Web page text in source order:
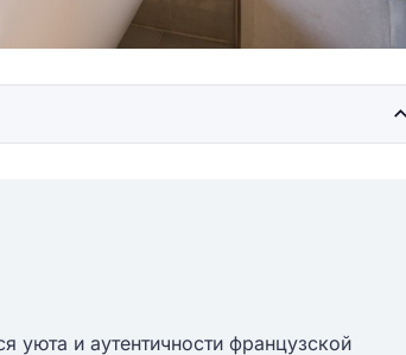
уюта и аутентичности французской